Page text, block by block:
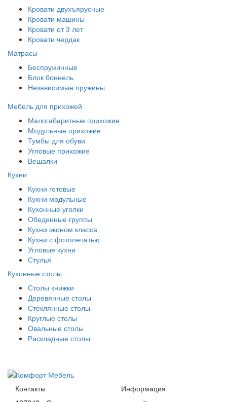
Кровати двухъярусные
Кровати машины
Кровати от 3 лет
Кровати чердак
Матрасы
Беспружинные
Блок боннель
Независимые пружины
Мебель для прихожей
Малогабаритные прихожие
Модульные прихожие
Тумбы для обуви
Угловые прихожие
Вешалки
Кухни
Кухни готовые
Кухни модульные
Кухонные уголки
Обеденные группы
Кухни эконом класса
Кухни с фотопечатью
Угловые кухни
Стулья
Кухонные столы
Столы книжки
Деревянные столы
Стеклянные столы
Круглые столы
Овальные столы
Раскладные столы
Контакты Информация